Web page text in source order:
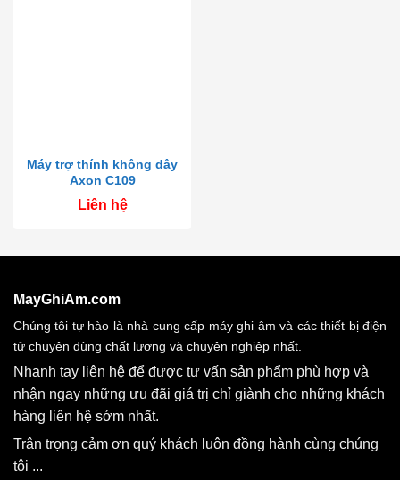
Máy trợ thính không dây
Axon C109
Liên hệ
MayGhiAm.com
Chúng tôi tự hào là nhà cung cấp máy ghi âm và các thiết bị điện
tử chuyên dùng chất lượng và chuyên nghiệp nhất.
Nhanh tay liên hệ để được tư vấn sản phẩm phù hợp và
nhận ngay những ưu đãi giá trị chỉ giành cho những khách
hàng liên hệ sớm nhất.
Trân trọng cảm ơn quý khách luôn đồng hành cùng chúng
tôi ...